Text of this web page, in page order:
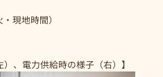
現地時間）
）、電力供給時の様子（右）】